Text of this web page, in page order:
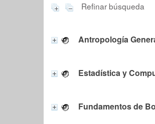
Refinar búsqueda
Antropología
Estadística y
Fundamentos de